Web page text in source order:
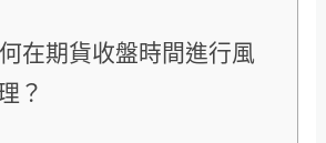
在期貨收盤時間進行風
？